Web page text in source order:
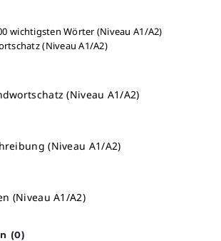
wichtigsten Wörter (Niveau A1/A2)
(Niveau A1/A2)
(Niveau A1/A2)
(Niveau A1/A2)
(Niveau A1/A2)
(0)